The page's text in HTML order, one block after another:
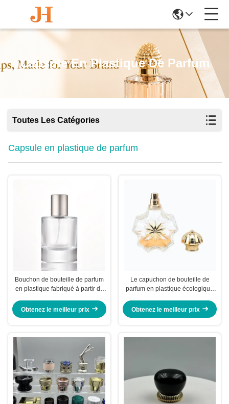
Capsule En Plastique De Parfum
Toutes Les Catégories
Capsule en plastique de parfum
Bouchon de bouteille de parfum
en plastique fabriqué à partir de
d'améliorer l'aspect général de
l'emballage de parfum
Obtenez le meilleur prix
Le capuchon de bouteille de
parfum en plastique écologique
recyclables, idéal pour des
solutions d'emballage
Obtenez le meilleur prix